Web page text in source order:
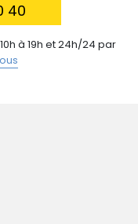
40
à 19h et 24h/24 par